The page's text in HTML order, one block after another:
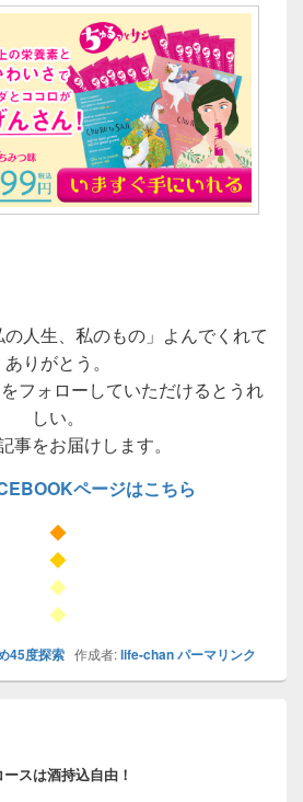
人生、私のもの」よんでくれて
ありがとう。
フォローしていただけるとうれ
しい。
事をお届けします。
ページはこちら
◆
◆
◆
◆
45度探索 作成者:life-chanパーマリンク
スは酒持込自由！